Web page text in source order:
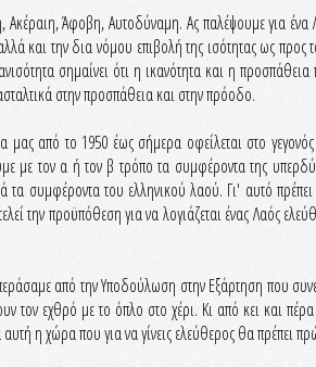
Άφοβη, Αυτοδύναμη. Ας παλέψουμε για
και την δια νόμου επιβολή της ισότητας ως
σημαίνει ότι η ικανότητα και η
στην προσπάθεια και στην πρόοδο.
από το 1950 έως σήμερα οφείλεται στο
με τον α ή τον β τρόπο τα συμφέροντα της
τα συμφέροντα του ελληνικού λαού. Γι' αυτό
την προϋπόθεση για να λογιάζεται ένας Λαός
από την Υποδούλωση στην Εξάρτηση που
τον εχθρό με το όπλο στο χέρι. Κι από κει και
η χώρα που για να γίνεις ελεύθερος θα πρέπει